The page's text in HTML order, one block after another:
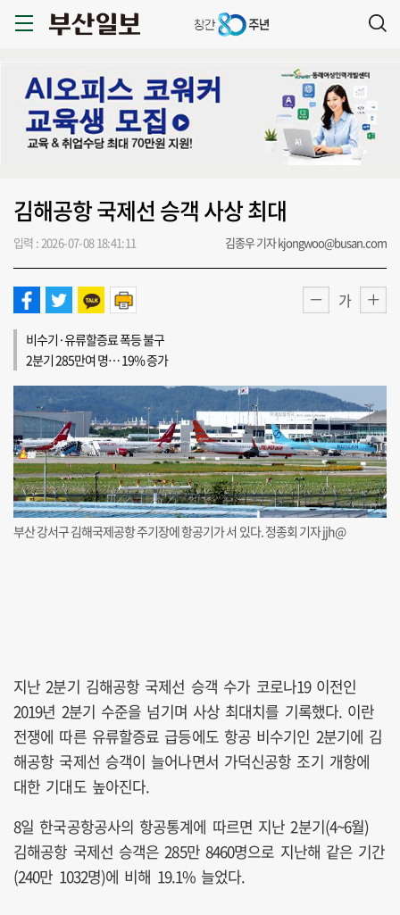
김해공항 국제선 승객 사상 최대
입력 : 2026-07-08 18:41:11 김종우 기자 kjongwoo@busan.com
가
비수기·유류할증료 폭등 불구
2분기 285만여 명… 19% 증가
부산 강서구 김해국제공항 주기장에 항공기가 서 있다. 정종회 기자 jjh@
지난 2분기 김해공항 국제선 승객 수가 코로나19 이전인
2019년 2분기 수준을 넘기며 사상 최대치를 기록했다. 이란
전쟁에 따른 유류할증료 급등에도 항공 비수기인 2분기에 김
해공항 국제선 승객이 늘어나면서 가덕신공항 조기 개항에
대한 기대도 높아진다.
8일 한국공항공사의 항공통계에 따르면 지난 2분기(4~6월)
김해공항 국제선 승객은 285만 8460명으로 지난해 같은 기간
(240만 1032명)에 비해 19.1% 늘었다.